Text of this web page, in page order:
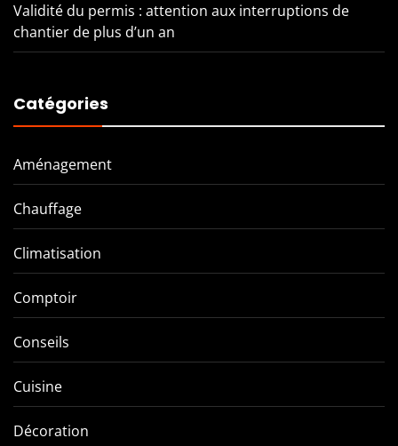
Validité du permis : attention aux interruptions de
chantier de plus d’un an
Catégories
Aménagement
Chauffage
Climatisation
Comptoir
Conseils
Cuisine
Décoration